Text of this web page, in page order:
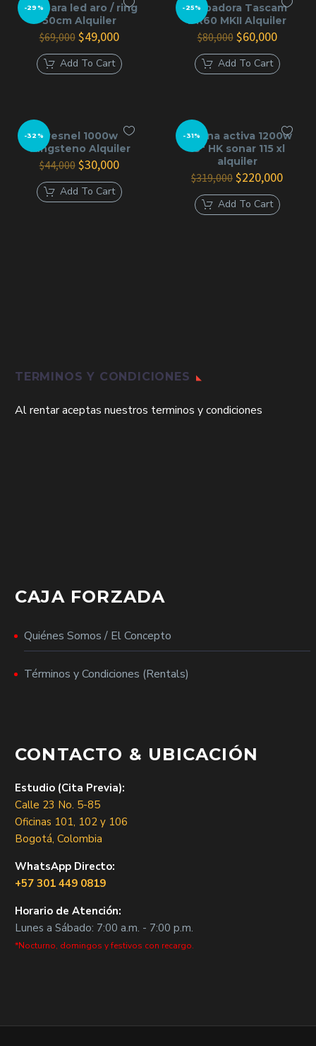
-29%
Lampara led aro / ring
50cm Alquiler
$69,000 El
precio
original
era:
$49,000El
actual
es:
Add To Cart
-25%
Grabadora Tascam
DR60 MKII Alquiler
$80,000 El
precio
original
era:
$60,000El
actual
es:
Add To Cart
-32%Fresnel 1000w
tungsteno Alquiler
$44,000 El
precio
original
era:
$30,000El
actual
es:
Add To Cart
-31%
Cabina activa 1200w
15″ HK sonar 115 xl
alquiler
$319,000 El
precio
original
era:
$220,000El
Add To Cart
TERMINOS Y CONDICIONES
Al rentar aceptas nuestros terminos y condiciones
CAJA FORZADA
Quiénes Somos / El Concepto
Términos y Condiciones (Rentals)
CONTACTO & UBICACIÓN
Estudio (Cita Previa):
Calle 23 No. 5-85
Oficinas 101, 102 y 106
Bogotá, Colombia
WhatsApp Directo:
+57 301 449 0819
Horario de Atención:
Lunes a Sábado: 7:00 a.m. - 7:00 p.m.
*Nocturno, domingos y festivos con recargo.